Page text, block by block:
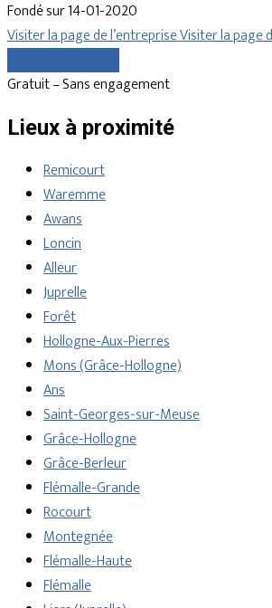
Fondé sur 14-01-2020
Visiter la page de l’entrepriseVisiter la page
Gratuit – Sans engagement
Lieux à proximité
Remicourt
Waremme
Awans
Loncin
Alleur
Juprelle
Forêt
Hollogne-Aux-Pierres
Mons (Grâce-Hollogne)
Ans
Saint-Georges-sur-Meuse
Grâce-Hollogne
Grâce-Berleur
Flémalle-Grande
Rocourt
Montegnée
Flémalle-Haute
Flémalle